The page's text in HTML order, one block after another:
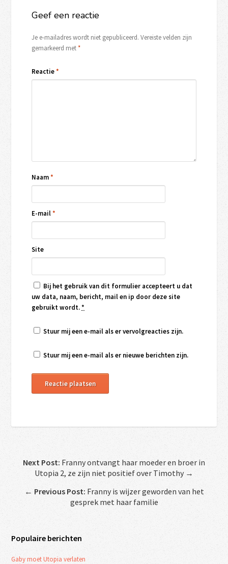
Geef een reactie
Je e-mailadres wordt niet gepubliceerd. Vereiste velden zijn
gemarkeerd met*
Reactie*
Naam*
E-mail*
Site
Bij het gebruik van dit formulier accepteert u dat
uw data, naam, bericht, mail en ip door deze site
gebruikt wordt.*
Stuur mij een e-mail als er vervolgreacties zijn.
Stuur mij een e-mail als er nieuwe berichten zijn.
Next Post: Franny ontvangt haar moeder en broer in
Utopia 2, ze zijn niet positief over Timothy →
← Previous Post: Franny is wijzer geworden van het
gesprek met haar familie
Populaire berichten
Gaby moet Utopia verlaten